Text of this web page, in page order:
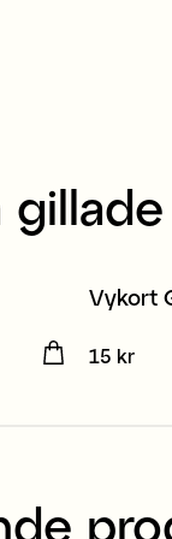
Vykort
Pris:
15 kr